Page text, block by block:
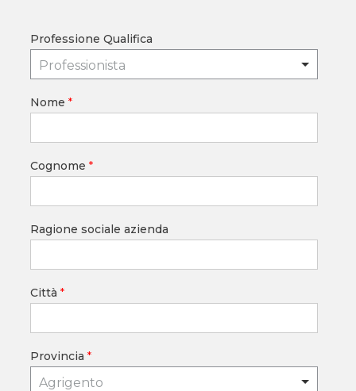
Professione Qualifica
Professionista
Nome *
Cognome *
Ragione sociale azienda
Città *
Provincia *
Agrigento